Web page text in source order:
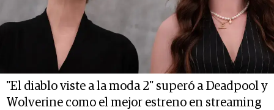
"El diablo viste a la moda 2" superó a Deadpool y
Wolverine como el mejor estreno en streaming